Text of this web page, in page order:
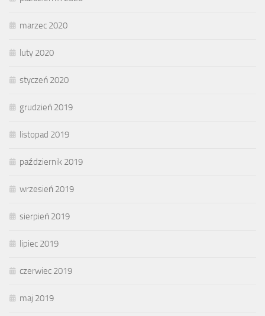
marzec 2020
luty 2020
styczeń 2020
grudzień 2019
listopad 2019
październik 2019
wrzesień 2019
sierpień 2019
lipiec 2019
czerwiec 2019
maj 2019